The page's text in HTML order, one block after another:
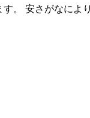
。 安さがなによ